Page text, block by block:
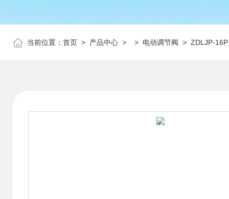
当前位置： 首页 > 产品中心 > > 电动调节阀 > ZDLJP-16P